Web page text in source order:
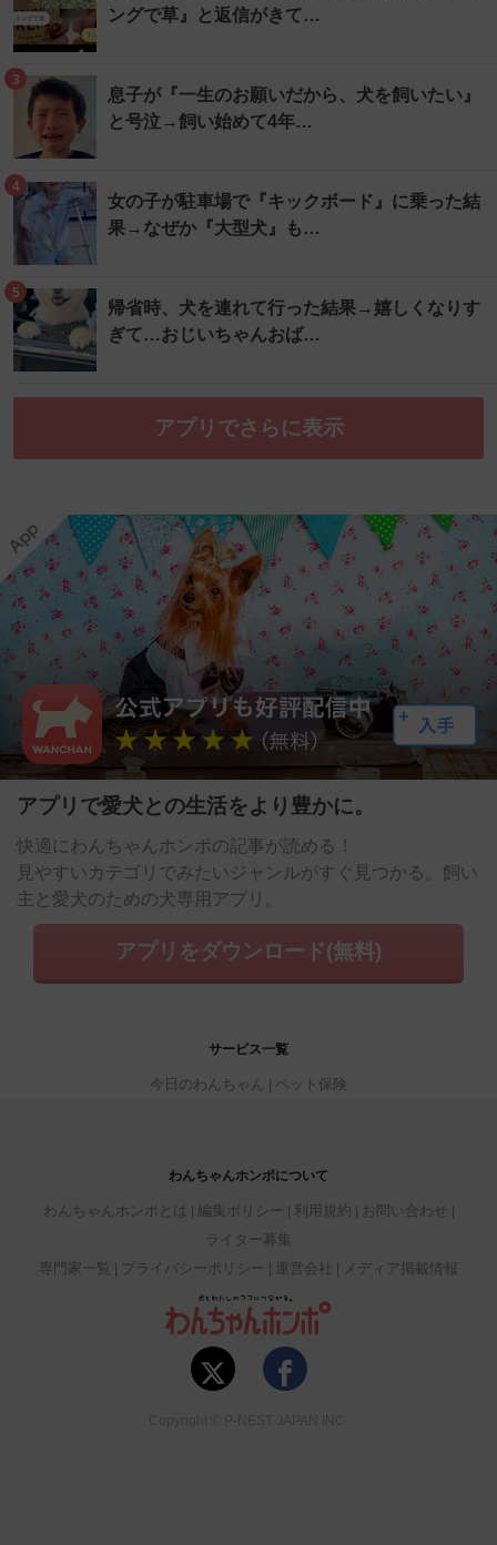
ングで草』と返信がきて…
3
息子が『一生のお願いだから、犬を飼いたい』
と号泣→飼い始めて4年…
4
女の子が駐車場で『キックボード』に乗った結
果→なぜか『大型犬』も…
5
帰省時、犬を連れて行った結果→嬉しくなりす
ぎて…おじいちゃんおば…
アプリでさらに表示
アプリで愛犬との生活をより豊かに。
快適にわんちゃんホンポの記事が読める！
見やすいカテゴリでみたいジャンルがすぐ見つかる。飼い
主と愛犬のための犬専用アプリ。
アプリをダウンロード(無料)
サービス一覧
今日のわんちゃん ペット保険
わんちゃんホンポについて
わんちゃんホンポとは 編集ポリシー 利用規約
お問い合わせ
ライター募集
専門家一覧
プライバシーポリシー 運営会社 メディア掲載情報